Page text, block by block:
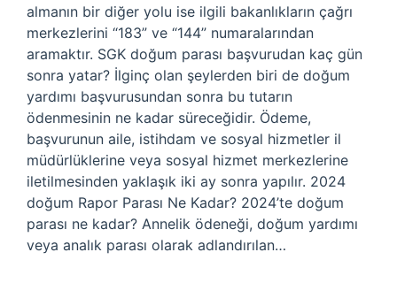
almanın bir diğer yolu ise ilgili bakanlıkların çağrı
merkezlerini “183” ve “144” numaralarından
aramaktır. SGK doğum parası başvurudan kaç gün
sonra yatar? İlginç olan şeylerden biri de doğum
yardımı başvurusundan sonra bu tutarın
ödenmesinin ne kadar süreceğidir. Ödeme,
başvurunun aile, istihdam ve sosyal hizmetler il
müdürlüklerine veya sosyal hizmet merkezlerine
iletilmesinden yaklaşık iki ay sonra yapılır. 2024
doğum Rapor Parası Ne Kadar? 2024’te doğum
parası ne kadar? Annelik ödeneği, doğum yardımı
veya analık parası olarak adlandırılan…